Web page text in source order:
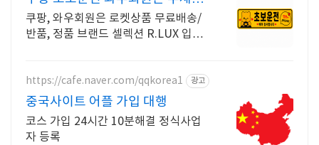
무료배송
쿠팡, 와우회원은 로켓상품 무료배송/
반품, 정품 브랜드 셀렉션 R.LUX 입점.
https://cafe.naver.com/qqkorea1 광고
중국사이트 어플 가입 대행
코스 가입 24시간 10분해결 정식사업
자 등록